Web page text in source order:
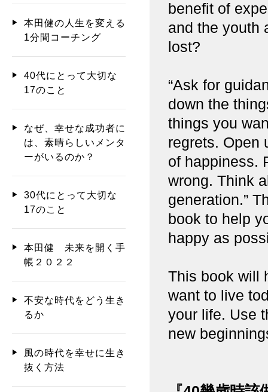
benefit of
and the youth
lost?
“Ask for
down the
things you
regrets. Open
of happiness.
wrong. Think
generation.”
book to help
happy as
This book will
want to live
your life. Use
new
本田健の人生を変える
1分間コーチング
40代にとって大切な
17のこと
なぜ、幸せな成功者に
は、素晴らしいメンタ
ーがいるのか？
30代にとって大切な
17のこと
本田健 未来を開く手
帳２０２２
不安な時代をどう生き
るか
風の時代を幸せに生き
抜く方法